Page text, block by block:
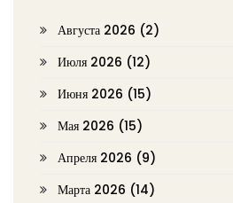
Августа 2026 (2)
Июля 2026 (12)
Июня 2026 (15)
Мая 2026 (15)
Апреля 2026 (9)
Марта 2026 (14)